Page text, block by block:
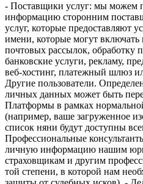
- Поставщики услуг: мы можем
информацию сторонним
услуг, которые предоставляют
имени, которые могут включать
почтовых рассылок, обработку
банковские услуги, рекламу,
веб-хостинг, платежный шлюз
Другие пользователи.
личных данных может быть
Платформы в рамках
(например, ваше загруженное
список няни будут доступны
Профессиональные
личную информацию нашим
страховщикам и другим
той степени, в которой нам